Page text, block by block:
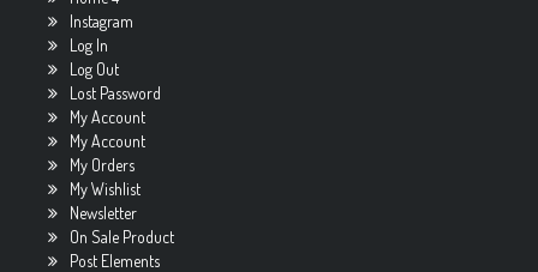
Instagram
Log In
Log Out
Lost Password
My Account
My Account
My Orders
My Wishlist
Newsletter
On Sale Product
Post Elements